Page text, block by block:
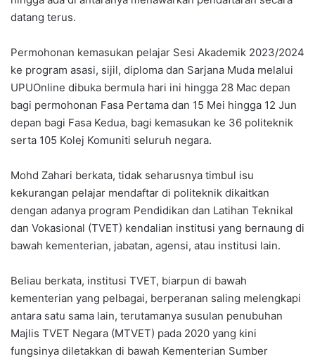
datang terus.
Permohonan kemasukan pelajar Sesi Akademik 2023/2024
ke program asasi, sijil, diploma dan Sarjana Muda melalui
UPUOnline dibuka bermula hari ini hingga 28 Mac depan
bagi permohonan Fasa Pertama dan 15 Mei hingga 12 Jun
depan bagi Fasa Kedua, bagi kemasukan ke 36 politeknik
serta 105 Kolej Komuniti seluruh negara.
Mohd Zahari berkata, tidak seharusnya timbul isu
kekurangan pelajar mendaftar di politeknik dikaitkan
dengan adanya program Pendidikan dan Latihan Teknikal
dan Vokasional (TVET) kendalian institusi yang bernaung di
bawah kementerian, jabatan, agensi, atau institusi lain.
Beliau berkata, institusi TVET, biarpun di bawah
kementerian yang pelbagai, berperanan saling melengkapi
antara satu sama lain, terutamanya susulan penubuhan
Majlis TVET Negara (MTVET) pada 2020 yang kini
fungsinya diletakkan di bawah Kementerian Sumber